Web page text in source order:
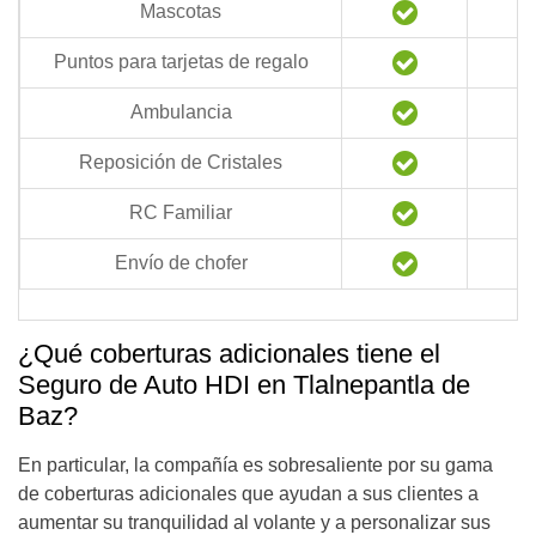
Mascotas
Puntos para tarjetas de regalo
Ambulancia
Reposición de Cristales
RC Familiar
Envío de chofer
¿Qué coberturas adicionales tiene el
Seguro de Auto HDI en Tlalnepantla de
Baz?
En particular, la compañía es sobresaliente por su gama
de coberturas adicionales que ayudan a sus clientes a
aumentar su tranquilidad al volante y a personalizar sus